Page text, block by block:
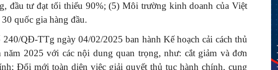
đầu tư đạt tối thiểu 90%; (5) Môi trường kinh doanh của Việt
quốc gia hàng đầu.
QĐ-TTg ngày 04/02/2025 ban hành Kế hoạch cải cách thủ
năm 2025 với các nội dung quan trọng, như: cắt giảm và đơn
Đổi mới toàn diện việc giải quyết thủ tục hành chính, cung